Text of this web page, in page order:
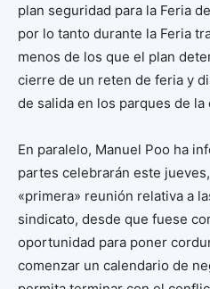
plan seguridad para la Feria
por lo tanto durante la Feria
menos de los que el plan
cierre de un reten de feria y
de salida en los parques de la
En paralelo, Manuel Poo ha
partes celebrarán este
«primera» reunión relativa a
sindicato, desde que fuese
oportunidad para poner
comenzar un calendario de